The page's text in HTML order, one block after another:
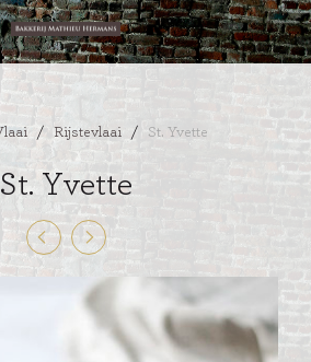
/ Rijstevlaai / St. Yvette
St. Yvette